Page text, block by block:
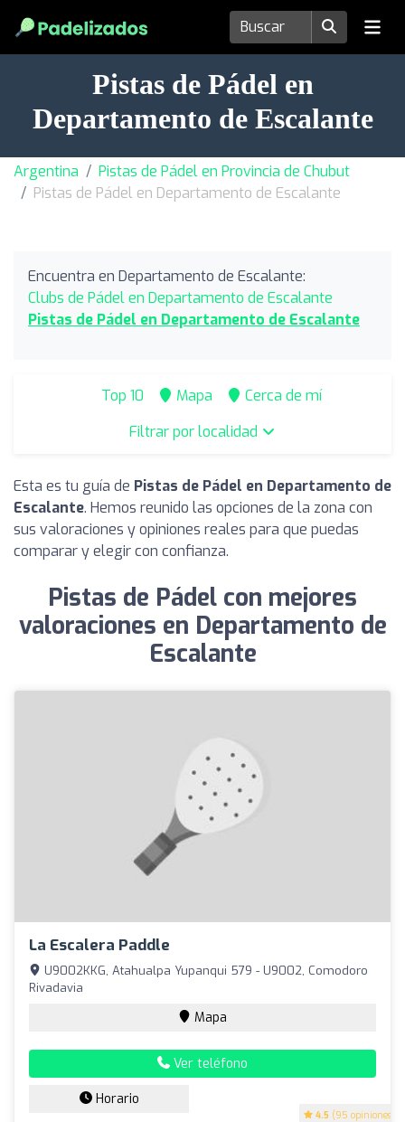
Pistas de Pádel en
Departamento de Escalante
Argentina
Pistas de Pádel en Provincia de Chubut
Pistas de Pádel en Departamento de Escalante
Encuentra en Departamento de Escalante:
Clubs de Pádel en Departamento de Escalante
Pistas de Pádel en Departamento de Escalante
Top 10 Mapa
Cerca de mí
Filtrar por localidad
Esta es tu guía de Pistas de Pádel en Departamento de
Escalante. Hemos reunido las opciones de la zona con
sus valoraciones y opiniones reales para que puedas
comparar y elegir con confianza.
Pistas de Pádel con mejores
valoraciones en Departamento de
Escalante
La Escalera Paddle
4.5 (95 opiniones)
U9002KKG, Atahualpa Yupanqui 579 - U9002, Comodoro
Rivadavia
Mapa
Ver teléfono
Horario